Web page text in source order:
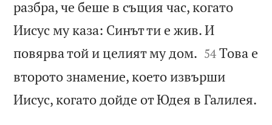
разбра, че беше в същия час, когато
Иисус му каза: Синът ти е жив. И
повярва той и целият му дом. 

54 Това е
второто знамение, което извърши
Иисус, когато дойде от Юдея в Галилея.